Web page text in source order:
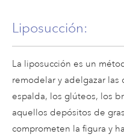
Liposucción:
La liposucción es un
remodelar y adelgazar las
espalda, los glúteos, los
aquellos depósitos de
comprometen la figura y